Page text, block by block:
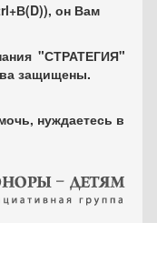
он Вам
"СТРАТЕГИЯ"
защищены.
нуждаетесь в